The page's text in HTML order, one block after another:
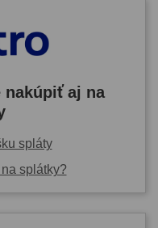
nakúpiť aj na
spláty
splátky?